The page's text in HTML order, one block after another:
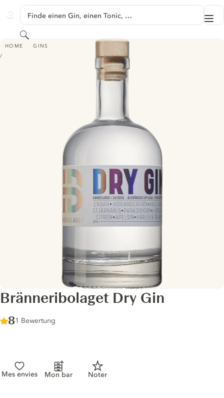
GINVENTORY
Finde einen Gin, einen Tonic, …
Suchen
HOME GINS
BRÄNNERIBOLAGET DRY GIN
Bränneribolaget Dry Gin
Score :
8/ 10
1 Bewertung
Mes envies Mon bar Noter